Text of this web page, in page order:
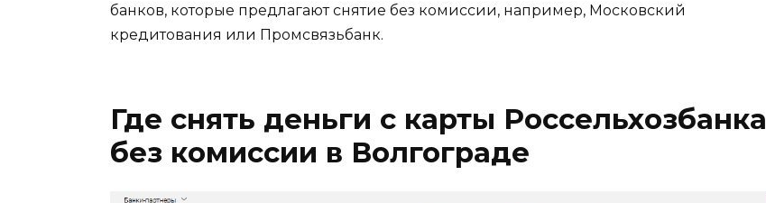
банков, которые предлагают снятие без комиссии, например, Московский
кредитования или Промсвязьбанк.
Где снять деньги с карты Россельхозбанка
без комиссии в Волгограде